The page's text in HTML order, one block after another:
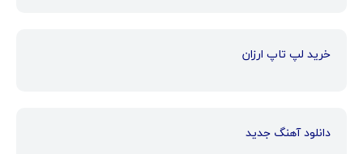
خرید لپ تاپ ارزان
دانلود آهنگ جدید